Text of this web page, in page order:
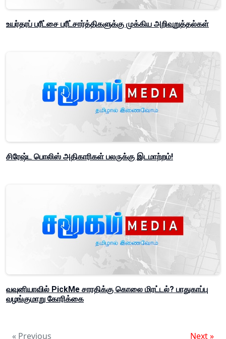
உயர்தரப் பரீட்சை பரீட்சார்த்திகளுக்கு முக்கிய அறிவுறுத்தல்கள்
சிரேஷ்ட பொலிஸ் அதிகாரிகள் பலருக்கு இடமாற்றம்!
வவுனியாவில் PickMe சாரதிக்கு கொலை மிரட்டல்? பாதுகாப்பு
வழங்குமாறு கோரிக்கை
« Previous Next »